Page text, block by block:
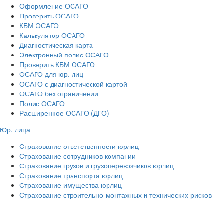
Оформление ОСАГО
Проверить ОСАГО
КБМ ОСАГО
Калькулятор ОСАГО
Диагностическая карта
Электронный полис ОСАГО
Проверить КБМ ОСАГО
ОСАГО для юр. лиц
ОСАГО с диагностической картой
ОСАГО без ограничений
Полис ОСАГО
Расширенное ОСАГО (ДГО)
Юр. лица
Страхование ответственности юрлиц
Страхование сотрудников компании
Страхование грузов и грузоперевозчиков юрлиц
Страхование транспорта юрлиц
Страхование имущества юрлиц
Страхование строительно-монтажных и технических рисков